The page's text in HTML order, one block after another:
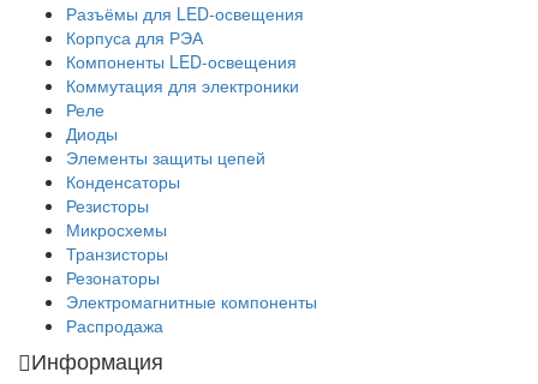
Разъёмы для LED-освещения
Корпуса для РЭА
Компоненты LED-освещения
Коммутация для электроники
Реле
Диоды
Элементы защиты цепей
Конденсаторы
Резисторы
Микросхемы
Транзисторы
Резонаторы
Электромагнитные компоненты
Распродажа
Информация